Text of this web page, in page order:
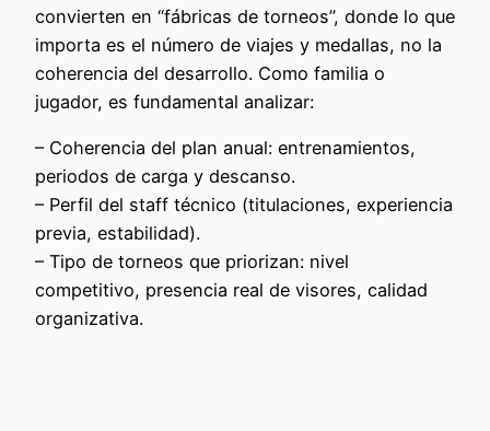
convierten en “fábricas de torneos”, donde lo que
importa es el número de viajes y medallas, no la
coherencia del desarrollo. Como familia o
jugador, es fundamental analizar:
– Coherencia del plan anual: entrenamientos,
periodos de carga y descanso.
– Perfil del staff técnico (titulaciones, experiencia
previa, estabilidad).
– Tipo de torneos que priorizan: nivel
competitivo, presencia real de visores, calidad
organizativa.